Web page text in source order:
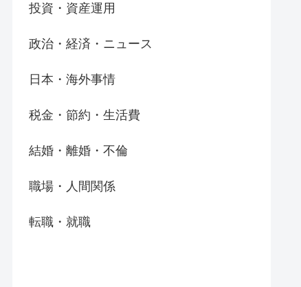
投資・資産運用
政治・経済・ニュース
日本・海外事情
税金・節約・生活費
結婚・離婚・不倫
職場・人間関係
転職・就職